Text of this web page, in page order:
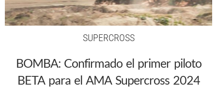
SUPERCROSS
BOMBA: Confirmado el primer piloto
BETA para el AMA Supercross 2024